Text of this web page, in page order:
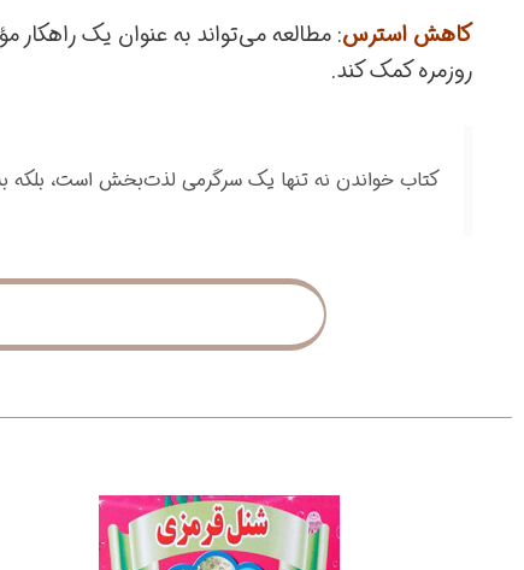
کاهش استرس: مطالعه می‌تواند به عنوان یک
روزمره کمک کند.
کتاب خواندن نه تنها یک سرگرمی لذت‌بخش است، بلکه